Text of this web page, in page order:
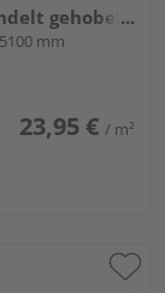
gehobelt
mm
23,95 € / m²